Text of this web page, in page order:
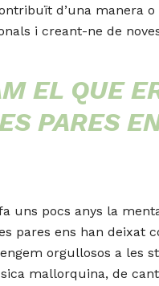
d’una manera
i creant-ne de
EL QUE
PARES
uns pocs anys la
pares ens han deixat
orgullosos a les
mallorquina, de